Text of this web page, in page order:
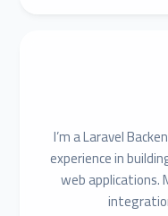
I’m a Laravel
experience in
web applications.